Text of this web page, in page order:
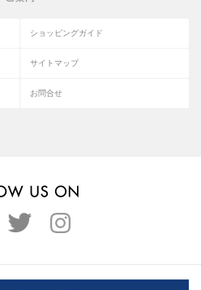
ショッピングガイド
サイトマップ
お問合せ